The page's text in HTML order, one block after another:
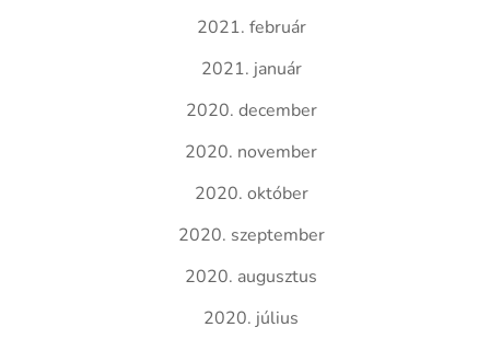
2021. február
2021. január
2020. december
2020. november
2020. október
2020. szeptember
2020. augusztus
2020. július